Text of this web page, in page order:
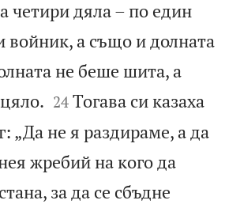
четири дяла – по един
войник, а също и долната
не беше шита, а


24 Тогава си казаха
„Да не я раздираме, а да
жребий на кого да
за да се сбъдне